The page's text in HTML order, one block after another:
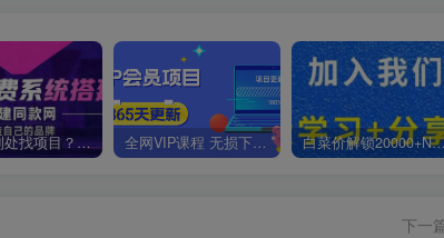
你还在到处找项目？还在当韭菜？我靠卖项目一个月收入5万+，曾经我也是个失败者。 全网VIP课程 无损下载~ 白菜价解锁20000+N个赚钱机会，加入知拾光
下一